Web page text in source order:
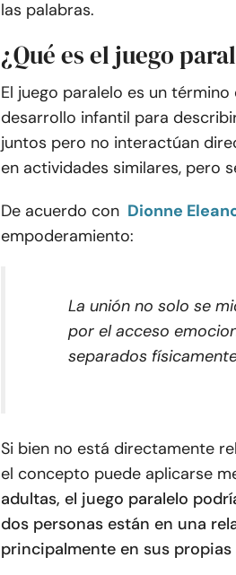
las palabras.
¿Qué es el juego
El juego paralelo es un
desarrollo infantil para
juntos pero no interactúan
en actividades similares, pero
De acuerdo con Dionne
empoderamiento:
La unión no solo se
por el acceso
separados
Si bien no está directamente
el concepto puede aplicarse
adultas, el juego paralelo
dos personas están en una
principalmente en sus